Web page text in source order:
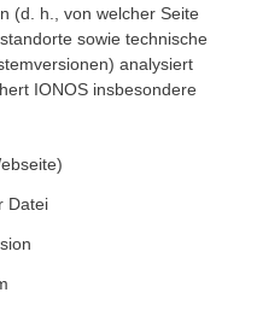
(d. h., von welcher Seite
sowie technische
analysiert
IONOS insbesondere
Datei